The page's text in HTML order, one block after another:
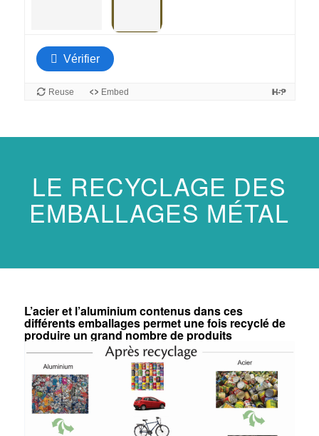
LE RECYCLAGE DES
EMBALLAGES MÉTAL
L’acier et l’aluminium contenus dans ces
différents emballages permet une fois recyclé de
produire un grand nombre de produits